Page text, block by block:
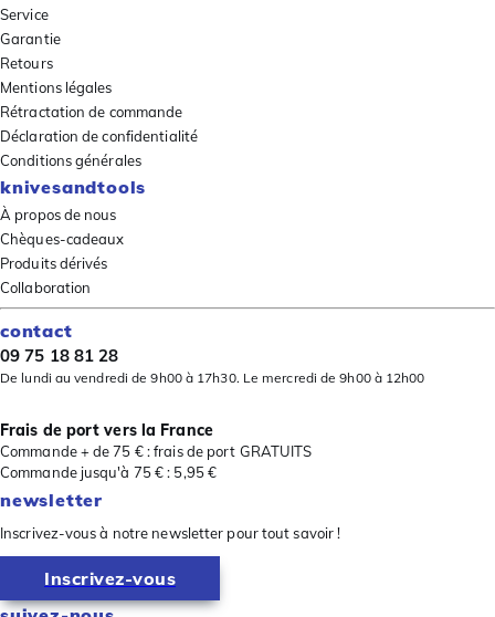
Service
Garantie
Retours
Mentions légales
Rétractation de commande
Déclaration de confidentialité
Conditions générales
knivesandtools
À propos de nous
Chèques-cadeaux
Produits dérivés
Collaboration
contact
09 75 18 81 28
De lundi au vendredi de 9h00 à 17h30. Le mercredi de 9h00 à 12h00
Frais de port vers la France
Commande + de 75 € : frais de port GRATUITS
Commande jusqu'à 75 € : 5,95 €
newsletter
Inscrivez-vous à notre newsletter pour tout savoir !
Inscrivez-vous